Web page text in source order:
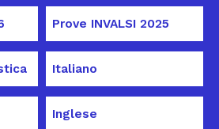
Prove INVALSI 2025
Italiano
Inglese